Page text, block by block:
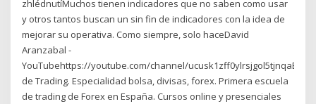
zhlédnutíMuchos tienen indicadores que no saben como usar
y otros tantos buscan un sin fin de indicadores con la idea de
mejorar su operativa. Como siempre, solo haceDavid
Aranzabal -
YouTubehttps://youtube.com/channel/
de Trading. Especialidad bolsa, divisas, forex. Primera escuela
de trading de Forex en España. Cursos online y presenciales